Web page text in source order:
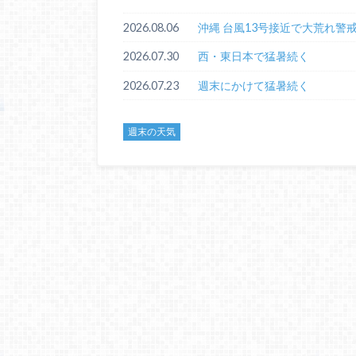
2026.08.06 沖縄 台風13号接近で大荒れ警
2026.07.30 西・東日本で猛暑続く
2026.07.23 週末にかけて猛暑続く
週末の天気